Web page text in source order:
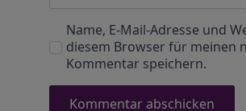
Name, E-Mail-Adresse und
diesem Browser für meinen
Kommentar speichern.